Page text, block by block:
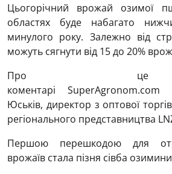
Цьогорічний врожай озимої
областях буде набагато
минулого року. Залежно від
можуть сягнути від 15 до 20%
Про
коментарі
Юськів, директор з оптової
регіонального представництва
Першою перешкодою для
врожаїв стала пізня сівба